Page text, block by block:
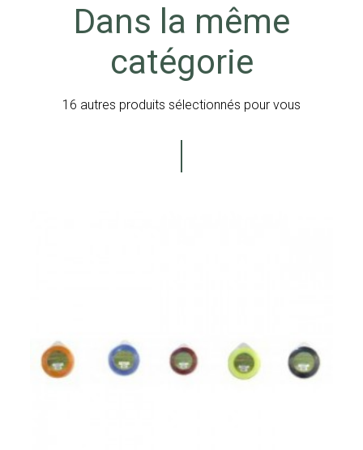
Dans la même
catégorie
16 autres produits sélectionnés pour vous